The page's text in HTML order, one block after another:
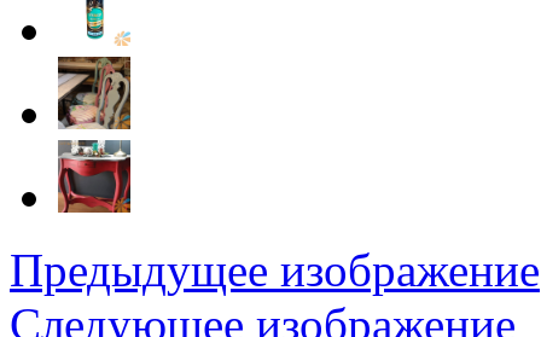
Предыдущее изображение
Следующее изображение